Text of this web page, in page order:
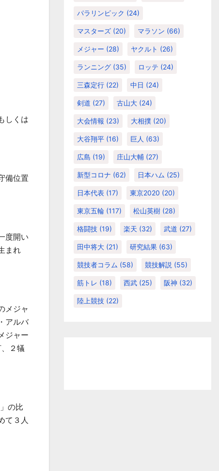
しくは
備位置
度開い
まれ
メジャ
アルバ
ジャー
２犠
の比
て３人
パラリンピック (24)
マスターズ (20) マラソン (66)
メジャー (28) ヤクルト (26)
ランニング (35) ロッテ (24)
三森定行 (22) 中日 (24)
剣道 (27) 古山大 (24)
大会情報 (23) 大相撲 (20)
大谷翔平 (16) 巨人 (63)
広島 (19) 庄山大輔 (27)
新型コロナ (62) 日本ハム (25)
日本代表 (17) 東京2020 (20)
東京五輪 (117) 松山英樹 (28)
格闘技 (19) 楽天 (32) 武道 (27)
田中将大 (21) 研究結果 (63)
競技者コラム (58) 競技解説 (55)
筋トレ (18) 西武 (25) 阪神 (32)
陸上競技 (22)